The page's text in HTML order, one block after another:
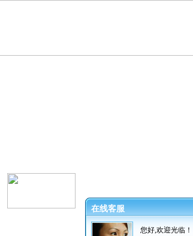
在线客服
您好,欢迎光临！